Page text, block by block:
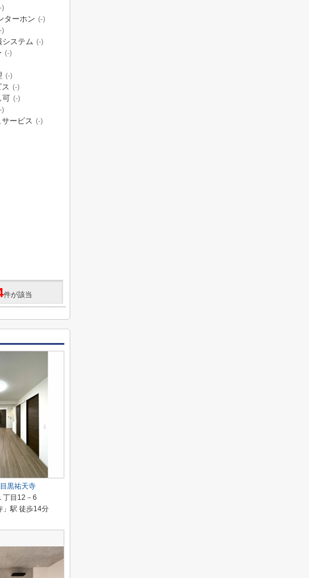
)
ターホン (-)
)
システム (-)
(-)
(-)
(-)
可 (-)
)
ービス (-)
件が該当
黒祐天寺
丁目12－6
」駅 徒歩14分